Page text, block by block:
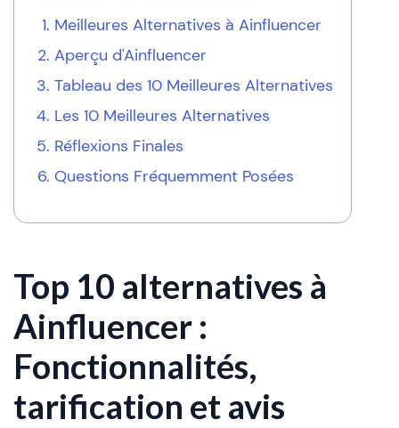
Meilleures Alternatives à Ainfluencer
Aperçu d'Ainfluencer
Tableau des 10 Meilleures Alternatives
Les 10 Meilleures Alternatives
Réflexions Finales
Questions Fréquemment Posées
Top 10 alternatives à
Ainfluencer :
Fonctionnalités,
tarification et avis